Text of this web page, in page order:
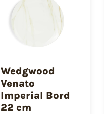
Wedgwood
Venato
Imperial Bord
22 cm